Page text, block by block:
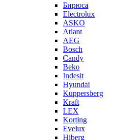
Бирюса
Electrolux
ASKO
Atlant
AEG
Bosch
Candy
Beko
Indesit
Hyundai
Kuppersberg
Kraft
LEX
Korting
Evelux
Hiberg